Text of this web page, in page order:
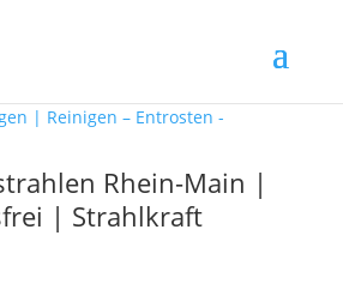
Rhein-Main |
| Strahlkraft